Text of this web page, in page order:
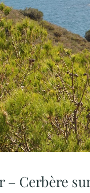
– Cerbère